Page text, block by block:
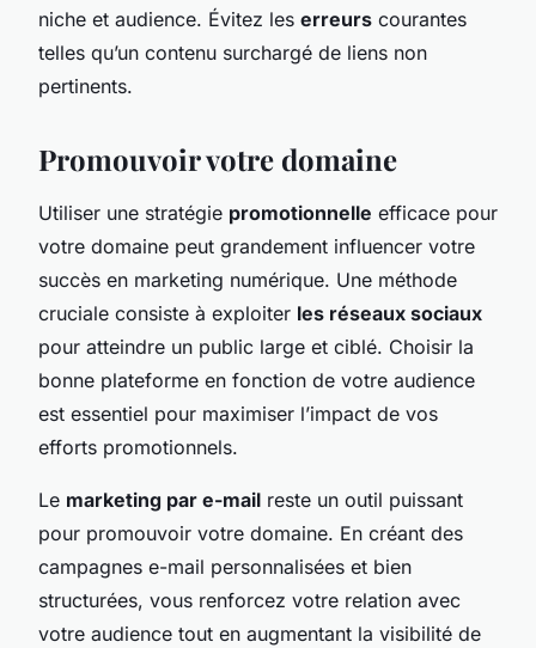
niche et audience. Évitez les erreurs courantes
telles qu’un contenu surchargé de liens non
pertinents.
Promouvoir votre domaine
Utiliser une stratégie promotionnelle efficace pour
votre domaine peut grandement influencer votre
succès en marketing numérique. Une méthode
cruciale consiste à exploiter les réseaux sociaux
pour atteindre un public large et ciblé. Choisir la
bonne plateforme en fonction de votre audience
est essentiel pour maximiser l’impact de vos
efforts promotionnels.
Le marketing par e-mail reste un outil puissant
pour promouvoir votre domaine. En créant des
campagnes e-mail personnalisées et bien
structurées, vous renforcez votre relation avec
votre audience tout en augmentant la visibilité de